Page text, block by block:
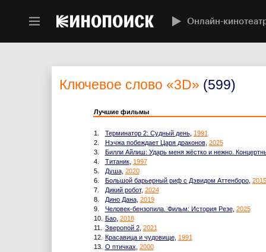
Онлайн-
Ключевое слово «3D» (599)
Лучшие фильмы
1. Терминатор 2: Судный день, 1991
2.
Нэчжа побеждает Царя драконов, 2025
3.
Билли Айлиш: Ударь меня жёстко и нежно.
4.
Титаник, 1997
5.
Душа, 2020
6.
Большой барьерный риф с Дэвидом Аттенборо, 2015
7.
Дикий робот, 2024
8.
Дино Дана, 2019
9.
Человек-бензопила. Фильм: История Резе, 2025
10. Бао, 2018
11.
Зверопой 2, 2021
12. Красавица и чудовище, 1991
13. О птичках 2000